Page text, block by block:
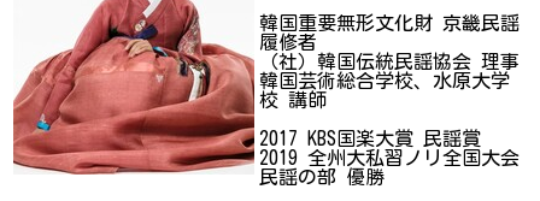
韓国重要無形文化財 京畿民謡
履修者
（社）韓国伝統民謡協会 理事
韓国芸術総合学校、水原大学
校 講師
2017 KBS国楽大賞 民謡賞
2019 全州大私習ノリ全国大会
民謡の部 優勝